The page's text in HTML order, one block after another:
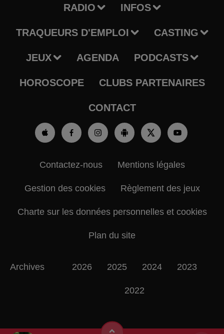
RADIO INFOS
TRAQUEURS D'EMPLOI CASTING
JEUX AGENDA PODCASTS
HOROSCOPE CLUBS PARTENAIRES
CONTACT
Contactez-nous Mentions légales
Gestion des cookies Règlement des jeux
Charte sur les données personnelles et cookies
Plan du site
Archives 2026 2025 2024 2023
2022